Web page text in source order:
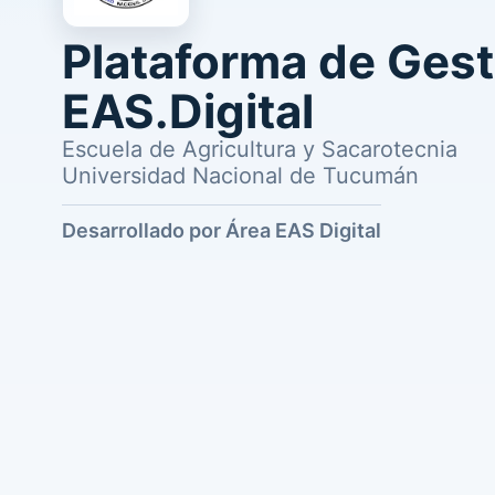
Plataforma de
EAS.Digital
Escuela de Agricultura y Sacarotecnia
Universidad Nacional de Tucumán
Desarrollado por Área EAS Digital